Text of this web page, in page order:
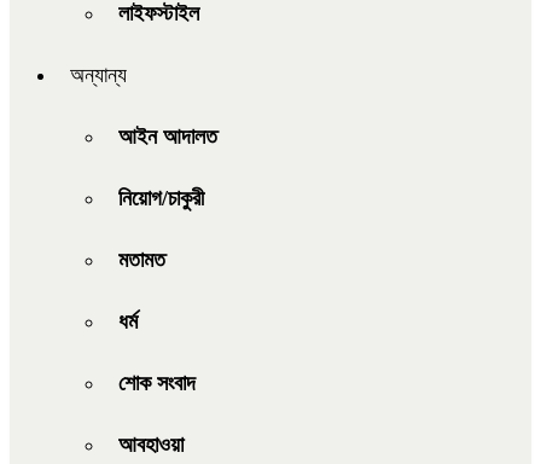
লাইফস্টাইল
অন্যান্য
আইন আদালত
নিয়োগ/চাকুরী
মতামত
ধর্ম
শোক সংবাদ
আবহাওয়া